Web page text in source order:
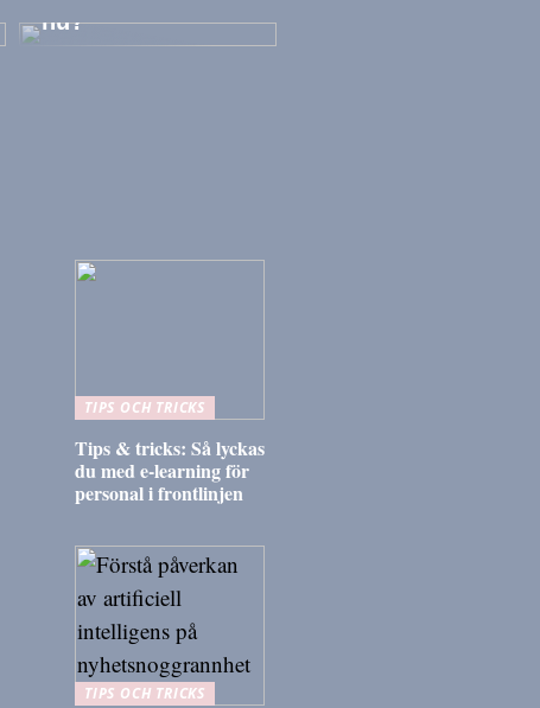
nu?
TIPS OCH TRICKS
Tips & tricks: Så lyckas
du med e-learning för
personal i frontlinjen
TIPS OCH TRICKS